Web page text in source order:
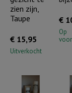
(incl.
zien zijn,
Taupe
€ 15,95
Uitverkocht
€
Op